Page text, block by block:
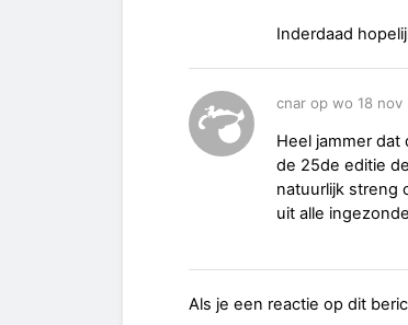
Inderdaad
cnar op wo 18
Heel jammer dat
de 25de editie
natuurlijk streng
uit alle
Als je een reactie op dit